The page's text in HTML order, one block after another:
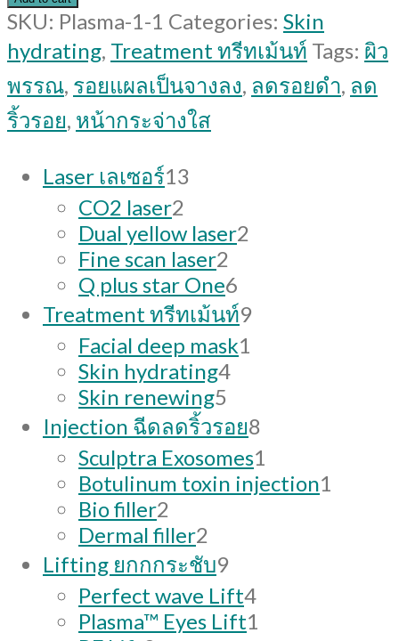
ซาวด์
สอง
ช่วง
(Perfect
wave
rejuvenation)
quantity
SKU: Plasma-1-1 Categories: Skin
hydrating, Treatment ทรีทเม้นท์ Tags: ผิว
พรรณ, รอยแผลเป็นจางลง, ลดรอยดำ, ลด
ริ้วรอย, หน้ากระจ่างใส
Laser เลเซอร์13
CO2 laser2
products
Dual yellow laser2
Fine scan laser2
products
Q plus star One6
products
Treatment ทรีทเม้นท์99
Facial deep mask1
Skin hydrating44
Skin renewing5
products
Injection ฉีดลดริ้วรอย8
products
Sculptra Exosomes1
product
Botulinum toxin injection1
Bio filler2
products
Dermal filler2
products
Lifting ยกกกระชับ99
products
Perfect wave Lift44
Plasma™ Eyes Lift1